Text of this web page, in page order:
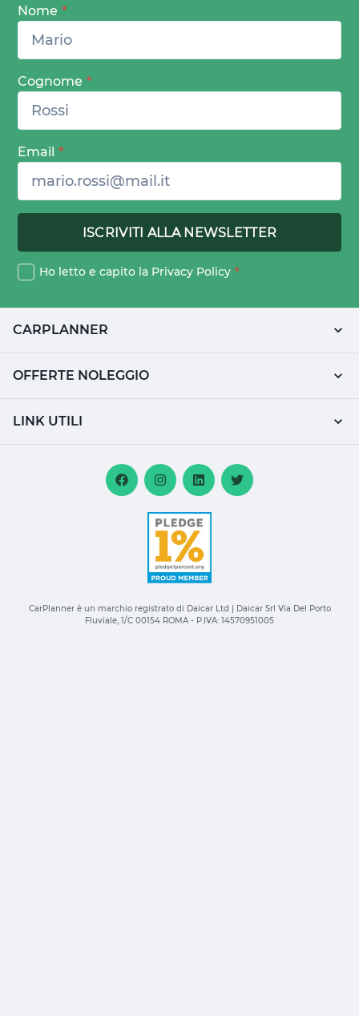
Nome *
Cognome *
Email *
Ho letto e capito la Privacy Policy *
CARPLANNER
OFFERTE NOLEGGIO
LINK UTILI
CarPlanner è un marchio registrato di Daicar Ltd | Daicar Srl Via Del Porto
Fluviale, 1/C 00154 ROMA - P.IVA: 14570951005